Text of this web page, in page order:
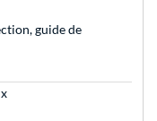
guide de